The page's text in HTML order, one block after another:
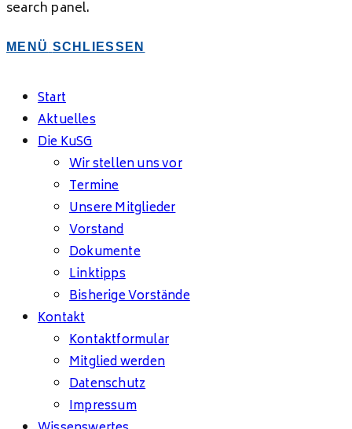
search panel.
MENÜ SCHLIESSEN
Start
Aktuelles
Die KuSG
Wir stellen uns vor
Termine
Unsere Mitglieder
Vorstand
Dokumente
Linktipps
Bisherige Vorstände
Kontakt
Kontaktformular
Mitglied werden
Datenschutz
Impressum